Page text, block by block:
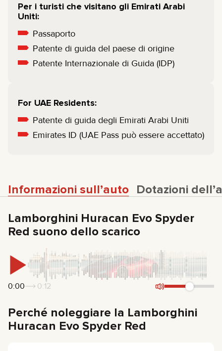
Per i turisti che visitano gli Emirati Arabi
Uniti:
Passaporto
Patente di guida del paese di origine
Patente Internazionale di Guida (IDP)
For UAE Residents:
Patente di guida degli Emirati Arabi Uniti
Emirates ID (UAE Pass può essere accettato)
Informazioni sull’auto Dotazioni
Lamborghini Huracan Evo Spyder
Red suono dello scarico
0:00 0:12
Perché noleggiare la Lamborghini
Huracan Evo Spyder Red